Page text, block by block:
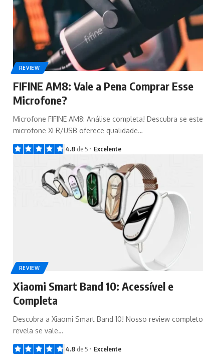
REVIEW
FIFINE AM8: Vale a Pena Comprar Esse
Microfone?
Microfone FIFINE AM8: Análise completa! Descubra se este
microfone XLR/USB oferece qualidade…
4.8de 5 Excelente
REVIEW
Xiaomi Smart Band 10: Acessível e
Completa
Descubra a Xiaomi Smart Band 10! Nosso review completo
revela se vale…
4.8de 5 Excelente